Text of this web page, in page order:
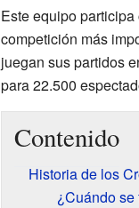
Este equipo
competición más
juegan sus partidos
para 22.500
Contenido
Historia de los
¿Cuándo